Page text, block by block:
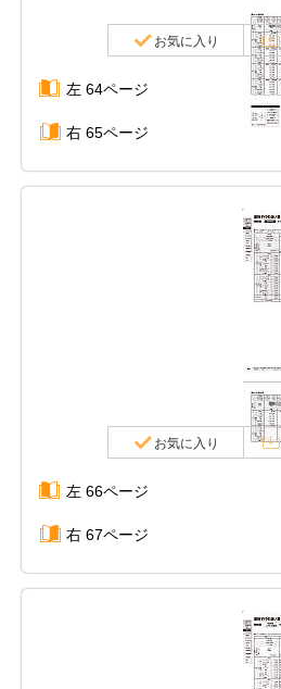
お気に入り
左 64ページ
右 65ページ
お気に入り
左 66ページ
右 67ページ